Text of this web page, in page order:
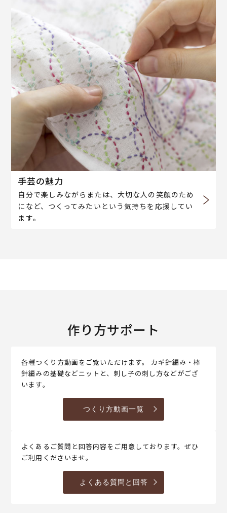
手芸の魅力
自分で楽しみながらまたは、大切な人の笑顔のため
になど、つくってみたいという気持ちを応援してい
ます。
作り方サポート
各種つくり方動画をご覧いただけます。 カギ針編み・棒
針編みの基礎などニットと、刺し子の刺し方などがござ
います。
つくり方動画一覧
よくあるご質問と回答内容をご用意しております。ぜひ
ご利用くださいませ。
よくある質問と回答